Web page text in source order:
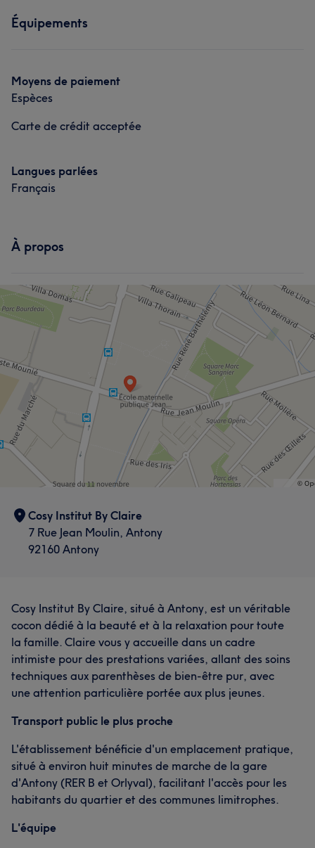
Manucure et Beauté des pieds
Équipements
Moyens de paiement
Espèces
Carte de crédit acceptée
Langues parlées
Français
À propos
Cosy Institut By Claire
7 Rue Jean Moulin, Antony
92160 Antony
Cosy Institut By Claire, situé à Antony, est un véritable
cocon dédié à la beauté et à la relaxation pour toute
la famille. Claire vous y accueille dans un cadre
intimiste pour des prestations variées, allant des soins
techniques aux parenthèses de bien-être pur, avec
une attention particulière portée aux plus jeunes.
Transport public le plus proche
L'établissement bénéficie d'un emplacement pratique,
situé à environ huit minutes de marche de la gare
d'Antony (RER B et Orlyval), facilitant l'accès pour les
habitants du quartier et des communes limitrophes.
L'équipe